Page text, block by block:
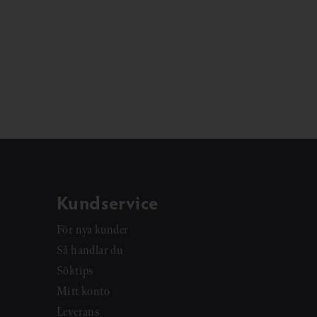
Kundservice
För nya kunder
Så handlar du
Söktips
Mitt konto
Leverans